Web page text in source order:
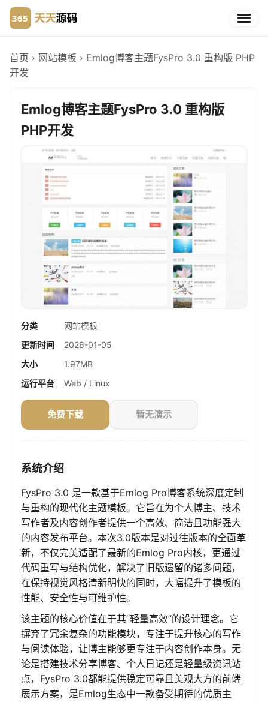
首页 › 网站模板 › Emlog博客主题FysPro 3.0 重构版 PHP
开发
Emlog博客主题FysPro 3.0 重构版
PHP开发
分类
网站模板
更新时间
2026-01-05
大小
1.97MB
运行平台
Web / Linux
免费下载 暂无演示
系统介绍
FysPro 3.0 是一款基于Emlog Pro博客系统深度定制
与重构的现代化主题模板。它旨在为个人博主、技术
写作者及内容创作者提供一个高效、简洁且功能强大
的内容发布平台。本次3.0版本是对过往版本的全面革
新，不仅完美适配了最新的Emlog Pro内核，更通过
代码重写与结构优化，解决了旧版遗留的诸多问题，
在保持视觉风格清新明快的同时，大幅提升了模板的
性能、安全性与可维护性。
该主题的核心价值在于其“轻量高效”的设计理念。它
摒弃了冗余复杂的功能模块，专注于提升核心的写作
与阅读体验，让博主能够更专注于内容创作本身。无
论是搭建技术分享博客、个人日记还是轻量级资讯站
点，FysPro 3.0都能提供稳定可靠且美观大方的前端
展示方案，是Emlog生态中一款备受期待的优质主